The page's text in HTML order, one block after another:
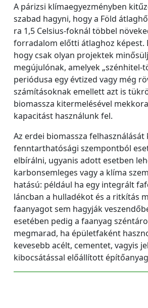
A párizsi klímaegyezményben
szabad hagyni, hogy a Föld
ra 1,5 Celsius-foknál többel
forradalom előtti átlaghoz képest.
hogy csak olyan projektek
megújulónak, amelyek „szénhitel-
periódusa egy évtized vagy még
számításoknak emellett azt is
biomassza kitermelésével
kapacitást használunk fel.
Az erdei biomassza felhasználását
fenntarthatósági szempontból
elbírálni, ugyanis adott esetben
karbonsemleges vagy a klíma
hatású: például ha egy integrált
láncban a hulladékot és a ritkítás
faanyagot sem hagyják
esetében pedig a faanyag
megmarad, ha épületfaként
kevesebb acélt, cementet, vagyis
kibocsátással előállított